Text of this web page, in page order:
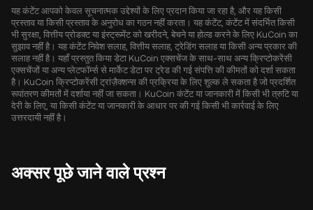
यह कंटेंट आपको केवल सूचनात्मक उद्देश्यों के लिए प्रदान किया जा रहा है, और यह किसी
प्रस्ताव या किसी प्रस्ताव के अनुरोध का गठन नहीं करता। यह कंटेंट, कंटेंट में संदर्भित किसी
भी सुरक्षा, वित्तीय प्रोडक्ट या इंस्ट्रूमेंट को खरीदने, बेचने या होल्ड करने के लिए KuCoin का
सुझाव नहीं है। यह कंटेंट निवेश सलाह, वित्तीय सलाह, ट्रेडिंग सलाह या किसी अन्य प्रकार की
सलाह नहीं है। यहाँ प्रस्तुत किया डेटा KuCoin एक्सचेंज के साथ-साथ अन्य क्रिप्टोकरेंसी
एक्सचेंजों या अन्य प्लेटफॉर्म्स से मार्केट डेटा पर ट्रेड की गई संपत्ति की कीमतों को दर्शा सकता
है। KuCoin क्रिप्टोकरेंसी ट्रांज़ैक्शन्स की प्रक्रिया के लिए शुल्क ले सकता है जो प्रदर्शित
रूपांतरण कीमतों में दर्शाया नहीं जा सकता। KuCoin कंटेंट या जानकारी में किसी भी त्रुटि या
देरी के लिए, या किसी कंटेंट या जानकारी के आधार पर की गई किसी भी कार्रवाई के लिए
उत्तरदायी नहीं है।
अक्सर पूछे जाने वाले प्रश्न